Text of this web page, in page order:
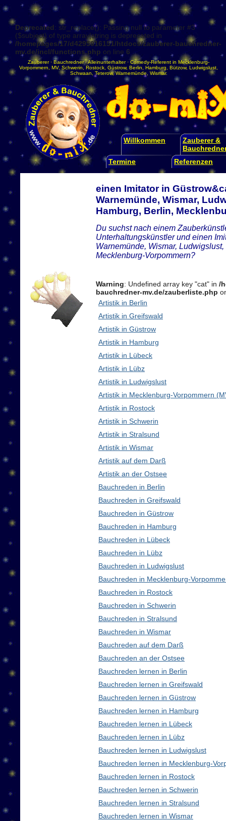
Deprecated: str_replace(): Passing null to parameter #3
($subject) of type array|string is deprecated in
/homepages/17/d4295016151/htdocs/zauberer-bauchredner-
mv.de/incl/functions.php on line 6
Zauberer·Bauchredner·Alleinunterhalter· Comedy-Referent in Mecklenburg-
Vorpommern
MV, Schwerin Rostock Güstrow, Berlin Hamburg Bützow, Ludwigslust
Schwaan ,Teterow,Warnemünde Wismar.
Willkommen
Zauberer &
Termine
Referenzen
einen Imitator in
Warnemünde, Wismar,
Hamburg, Berlin,
Du suchst nach einem
Unterhaltungskünstler und einen
Warnemünde, Wismar,
Mecklenburg-Vorpommern?
Warning: Undefined array key "cat" in /
bauchredner-mv.de/zauberliste.php
Artistik in Berlin
Artistik in Greifswald
Artistik in Güstrow
Artistik in Hamburg
Artistik in Lübeck
Artistik in Lübz
Artistik in Ludwigslust
Artistik in Mecklenburg-Vorpommern
Artistik in Rostock
Artistik in Schwerin
Artistik in Stralsund
Artistik in Wismar
Artistik auf dem Darß
Artistik an der Ostsee
Bauchreden in Berlin
Bauchreden in Greifswald
Bauchreden in Güstrow
Bauchreden in Hamburg
Bauchreden in Lübeck
Bauchreden in Lübz
Bauchreden in Ludwigslust
Bauchreden in Mecklenburg-
Bauchreden in Rostock
Bauchreden in Schwerin
Bauchreden in Stralsund
Bauchreden in Wismar
Bauchreden auf dem Darß
Bauchreden an der Ostsee
Bauchreden lernen in Berlin
Bauchreden lernen in Greifswald
Bauchreden lernen in Güstrow
Bauchreden lernen in Hamburg
Bauchreden lernen in Lübeck
Bauchreden lernen in Lübz
Bauchreden lernen in Ludwigslust
Bauchreden lernen in Mecklenburg-
Bauchreden lernen in Rostock
Bauchreden lernen in Schwerin
Bauchreden lernen in Stralsund
Bauchreden lernen in Wismar